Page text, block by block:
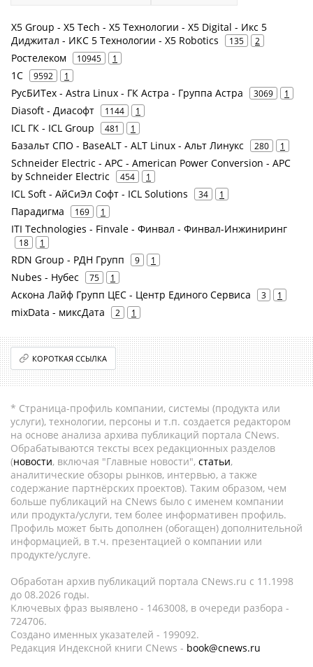
X5 Group - X5 Tech - X5 Технологии - X5 Digital - Икс 5
Диджитал - ИКС 5 Технологии - X5 Robotics
135 2
Ростелеком 10945 1
1С 9592 1
РусБИТех - Astra Linux - ГК Астра - Группа Астра 3069 1
Diasoft - Диасофт 1144 1
ICL ГК - ICL Group 481 1
Базальт СПО - BaseALT - ALT Linux - Альт Линукс 280 1
Schneider Electric - APC - American Power Conversion - APC
by Schneider Electric
454 1
ICL Soft - АйСиЭл Софт - ICL Solutions 34 1
Парадигма 169 1
ITI Technologies - Finvale - Финвал - Финвал-Инжиниринг
18 1
RDN Group - РДН Групп 9 1
Nubes - Нубес 75 1
Аскона Лайф Групп ЦЕС - Центр Единого Сервиса 3 1
mixData - миксДата 2 1
КОРОТКАЯ ССЫЛКА
* Страница-профиль компании, системы (продукта или
услуги), технологии, персоны и т.п. создается редактором
на основе анализа архива публикаций портала CNews.
Обрабатываются тексты всех редакционных разделов
(новости, включая "Главные новости", статьи,
аналитические обзоры рынков, интервью, а также
содержание партнёрских проектов). Таким образом, чем
больше публикаций на CNews было с именем компании
или продукта/услуги, тем более информативен профиль.
Профиль может быть дополнен (обогащен) дополнительной
информацией, в т.ч. презентацией о компании или
продукте/услуге.
Обработан архив публикаций портала CNews.ru c 11.1998
до 08.2026 годы.
Ключевых фраз выявлено - 1463008, в очереди разбора -
724706.
Создано именных указателей - 199092.
Редакция Индексной книги CNews - book@cnews.ru